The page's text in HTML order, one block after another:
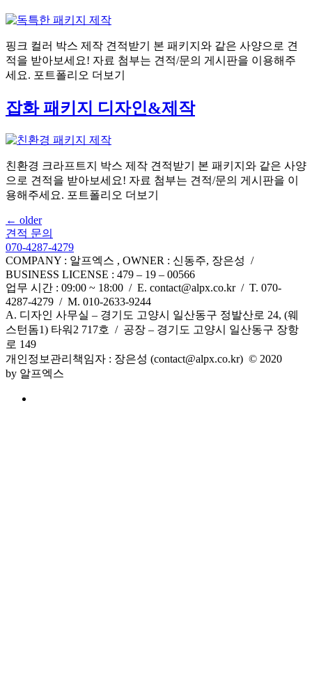
핑크 컬러 박스 제작 견적받기 본 패키지와 같은 사양으로 견
적을 받아보세요! 자료 첨부는 견적/문의 게시판을 이용해주
세요. 포트폴리오 더보기
잡화 패키지 디자인&제작
친환경 크라프트지 박스 제작 견적받기 본 패키지와 같은 사양
으로 견적을 받아보세요! 자료 첨부는 견적/문의 게시판을 이
용해주세요. 포트폴리오 더보기
← older
견적 문의
070-4287-4279
COMPANY : 알프엑스 , OWNER : 신동주, 장은성 /
BUSINESS LICENSE : 479 – 19 – 00566
업무 시간 : 09:00 ~ 18:00 / E. contact@alpx.co.kr / T. 070-
4287-4279 / M. 010-2633-9244
A. 디자인 사무실 – 경기도 고양시 일산동구 정발산로 24, (웨
스턴돔1) 타워2 717호 / 공장 – 경기도 고양시 일산동구 장항
로 149
개인정보관리책임자 : 장은성 (contact@alpx.co.kr) © 2020
by 알프엑스